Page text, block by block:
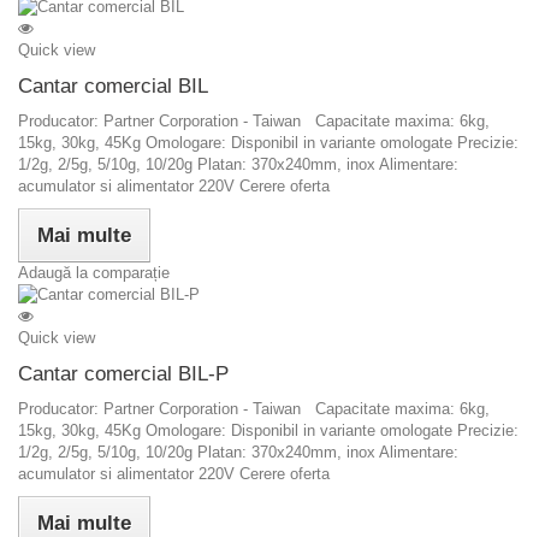
Quick view
Cantar comercial BIL
Producator: Partner Corporation - Taiwan Capacitate maxima: 6kg,
15kg, 30kg, 45Kg Omologare: Disponibil in variante omologate Precizie:
1/2g, 2/5g, 5/10g, 10/20g Platan: 370x240mm, inox Alimentare:
acumulator si alimentator 220V Cerere oferta
Mai multe
Adaugă la comparație
Quick view
Cantar comercial BIL-P
Producator: Partner Corporation - Taiwan Capacitate maxima: 6kg,
15kg, 30kg, 45Kg Omologare: Disponibil in variante omologate Precizie:
1/2g, 2/5g, 5/10g, 10/20g Platan: 370x240mm, inox Alimentare:
acumulator si alimentator 220V Cerere oferta
Mai multe